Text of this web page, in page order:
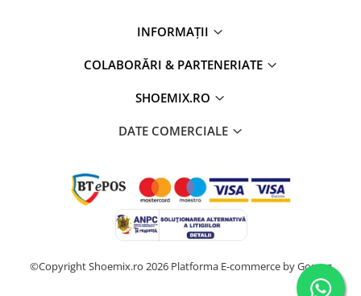
INFORMAȚII
COLABORĂRI & PARTENERIATE
SHOEMIX.RO
DATE COMERCIALE
©Copyright Shoemix.ro 2026 Platforma E-commerce by Gomag